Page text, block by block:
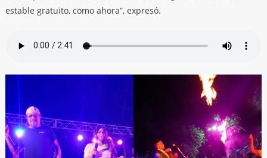
estable gratuito, como ahora”, expresó.